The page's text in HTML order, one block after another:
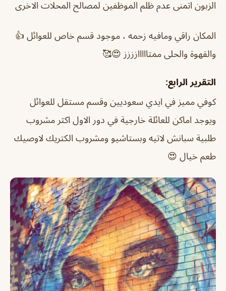
الزبون اتمنى عدم ظلم الموظفين لمصالح المحلات الاخرى
المكان راقي ومافيه زحمه ، موجود قسم خاص للعوائل 👍
والقهوة والحلى ممتااااازززز 😍🥰
التقرير الرابع:
كوفي مميز في ايدي سعوديين وقسم مستقل للعوائل
ويوجد اماكن للعائلة خارجية في دور الاول اكثر مشروب
طلبية سبانش لاتيه وبستاشيو ومشروب الكتريك لاوصيك
طعم خيال 😍